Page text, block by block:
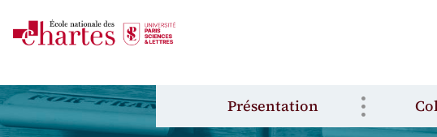
Présentation